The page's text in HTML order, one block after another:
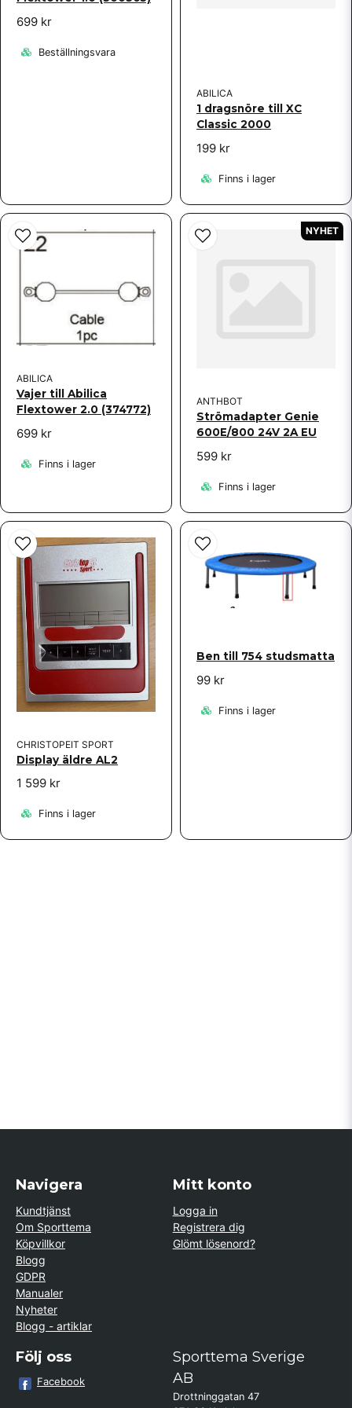
Garanti delar från Sporttema hanterad med
699 kr
Beställningsvara
ABILICA
1 dragsnöre till XC
Classic 2000
199 kr
Finns i lager
ABILICA
Vajer till Abilica
Flextower 2.0 (374772)
699 kr
Finns i lager
ANTHBOT
Strömadapter Genie
600E/800 24V 2A EU
599 kr
Finns i lager
NYHET
CHRISTOPEIT SPORT
Display äldre AL2
1 599 kr
Finns i lager
Ben till 754 studsmatta
99 kr
Finns i lager
Navigera
Kundtjänst
Om Sporttema
Köpvillkor
Blogg
GDPR
Manualer
Nyheter
Blogg - artiklar
Mitt konto
Logga in
Registrera dig
Glömt lösenord?
Följ oss
Facebook
Sporttema Sverige
AB
Drottninggatan 47